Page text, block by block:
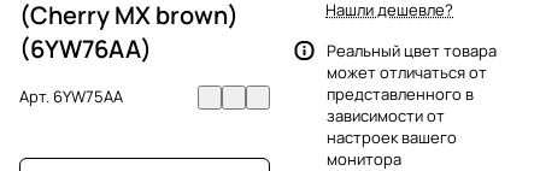
(Cherry MX brown)
(6YW76AA)
Арт.6YW75AA
Нашли дешевле?
Реальный цвет товара
может отличаться от
представленного в
зависимости от
настроек вашего
монитора